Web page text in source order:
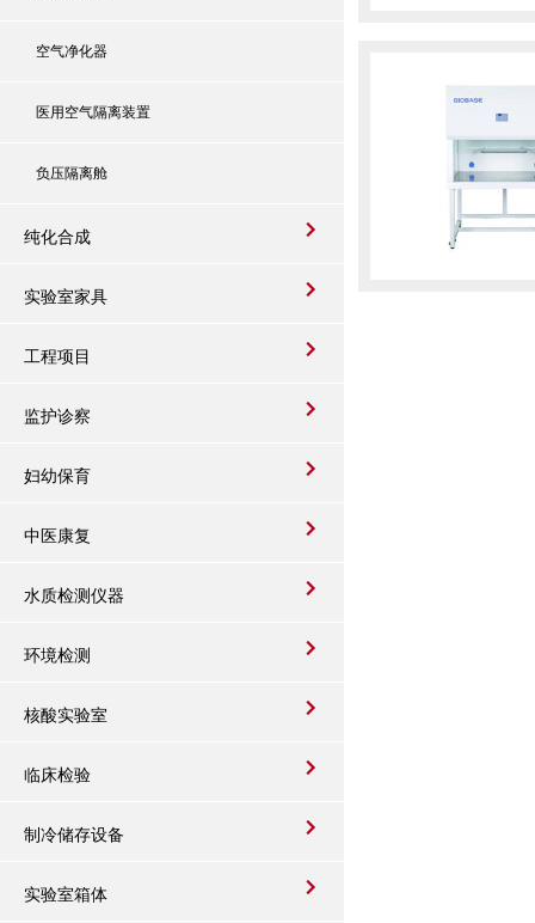
空气净化器
医用空气隔离装置
负压隔离舱
纯化合成
实验室家具
工程项目
监护诊察
妇幼保育
中医康复
水质检测仪器
环境检测
核酸实验室
临床检验
制冷储存设备
实验室箱体